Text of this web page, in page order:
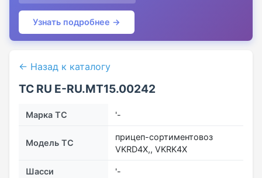
Узнать подробнее →
← Назад к каталогу
ТС RU Е-RU.МТ15.00242
Марка ТС '-
Модель ТС
прицеп-сортиментовоз
VKRD4X,, VKRK4X
Шасси '-